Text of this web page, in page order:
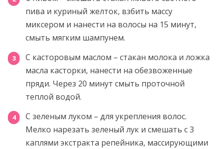
пива и куриный желток, взбить массу
миксером и нанести на волосы на 15 минут,
смыть мягким шампунем.
С касторовым маслом – стакан молока и ложка
масла касторки, нанести на обезвоженные
пряди. Через 20 минут смыть проточной
теплой водой.
С зеленым луком – для укрепления волос.
Мелко нарезать зеленый лук и смешать с 3
каплями экстракта репейника, массирующими